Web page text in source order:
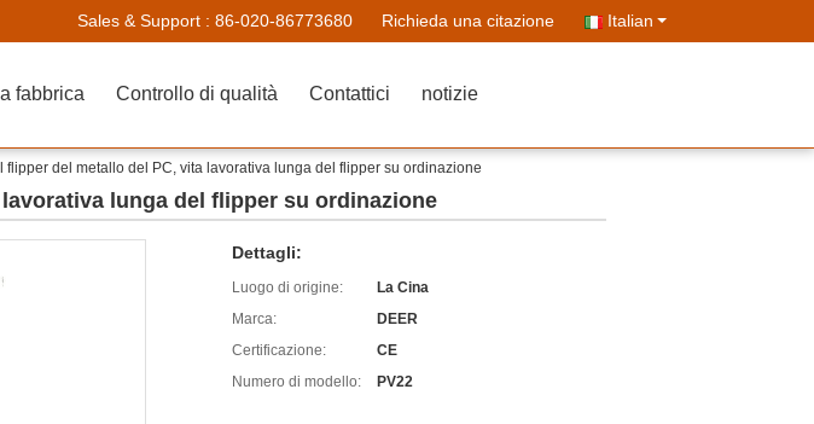
Sales & Support : 86-020-86773680 Richieda una citazione Italian
fabbrica Controllo di qualità Contattici notizie
flipper del metallo del PC, vita lavorativa lunga del flipper su ordinazione
lunga del flipper su ordinazione
Dettagli:
Luogo di origine:
La Cina
Marca:
DEER
Certificazione:
CE
Numero di modello:
PV22